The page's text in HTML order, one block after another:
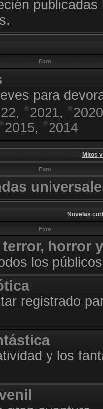
publicadas
Foro
para
, 2021,
2020
2015, 2014
Mitos
Foro
Novelas
Foro
horror
los
registrado
y los